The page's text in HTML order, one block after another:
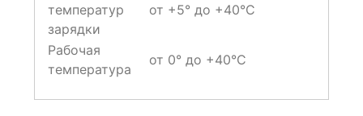
температур
зарядки
от +5° до +40°C
Рабочая
температура
от 0° до +40°C